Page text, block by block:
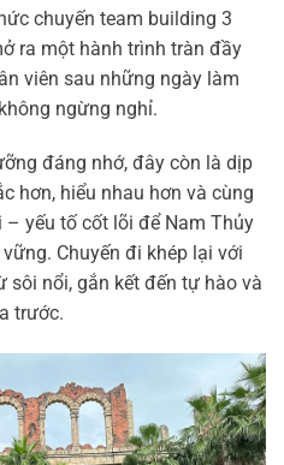
chuyến team building 3
ra một hành trình tràn đầy
viên sau những ngày làm
ngừng nghỉ.
đáng nhớ, đây còn là dịp
hơn, hiểu nhau hơn và cùng
yếu tố cốt lõi để Nam Thủy
Chuyến đi khép lại với
sôi nổi, gắn kết đến tự hào và
trước.